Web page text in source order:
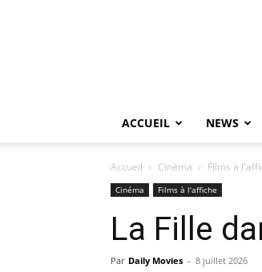
ACCUEIL NEWS
Accueil Cinéma Films à
Cinéma Films à l'affiche
La Fille
Par Daily Movies - 8 juillet 2026